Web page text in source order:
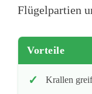
Flügelpartien
Vorteile
Krallen